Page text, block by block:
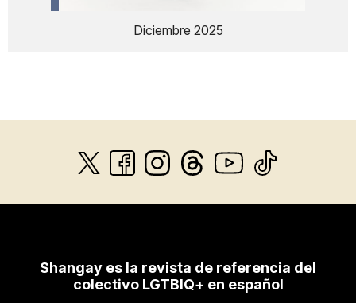
Diciembre 2025
Shangay es la revista de referencia del
colectivo LGTBIQ+ en español